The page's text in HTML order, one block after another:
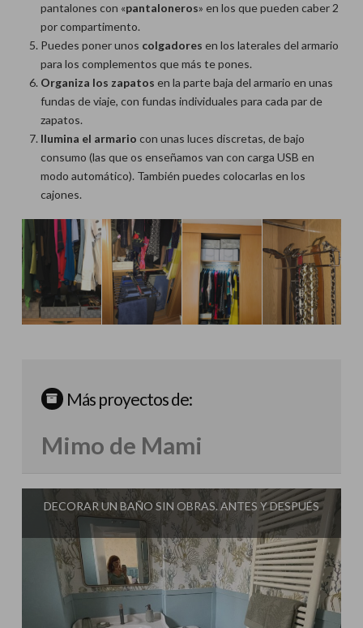
pantalones con «pantaloneros» en los que pueden caber 2
por compartimento.
Puedes poner unos colgadores en los laterales del armario
para los complementos que más te pones.
Organiza los zapatos en la parte baja del armario en unas
fundas de viaje, con fundas individuales para cada par de
zapatos.
Ilumina el armario con unas luces discretas, de bajo
consumo (las que os enseñamos van con carga USB en
modo automático). También puedes colocarlas en los
cajones.
Más proyectos de:
Mimo de Mami
DECORAR UN BAÑO SIN OBRAS. ANTES Y DESPUÉS